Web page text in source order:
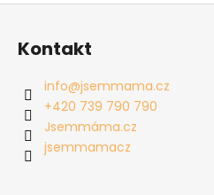
Z
Kontakt
info@jsemmama.cz
+420 739 790 790
Jsemmáma.cz
jsemmamacz